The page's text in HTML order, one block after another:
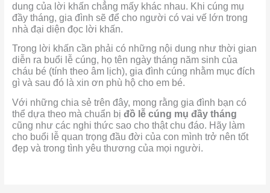
dung của lời khấn chẳng mấy khác nhau. Khi cúng mụ
đầy tháng, gia đình sẽ để cho người có vai vế lớn trong
nhà đại diện đọc lời khấn.
Trong lời khấn cần phải có những nội dung như thời gian
diễn ra buổi lễ cúng, họ tên ngày tháng năm sinh của
cháu bé (tính theo âm lịch), gia đình cúng nhằm mục đích
gì và sau đó là xin ơn phù hộ cho em bé.
Với những chia sẻ trên đây, mong rằng gia đình bạn có
thể dựa theo mà chuẩn bị đồ lễ cúng mụ đầy tháng
cũng như các nghi thức sao cho thật chu đáo. Hãy làm
cho buổi lễ quan trọng đầu đời của con mình trở nên tốt
đẹp và trong tình yêu thương của mọi người.